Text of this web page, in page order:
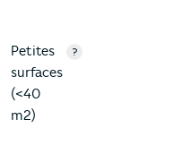
Petites
surfaces
(<40
m2)
?